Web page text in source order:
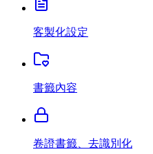
客製化設定
書籤內容
卷證書籤、去識別化